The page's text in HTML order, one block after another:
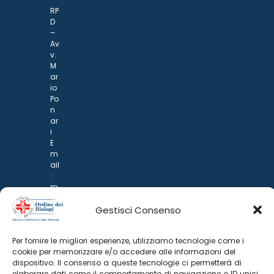
Gestisci Consenso
Per fornire le migliori esperienze, utilizziamo tecnologie come i
cookie per memorizzare e/o accedere alle informazioni del
dispositivo. Il consenso a queste tecnologie ci permetterà di
RP
D
–
Av
v.
M
ar
io
Po
n
ar
i
E
m
ail
:
rp
d
@
p
n
ar
i.it